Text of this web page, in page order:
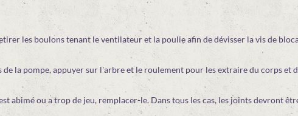
les boulons tenant le ventilateur et la poulie afin de dévisser la vis de
de la pompe, appuyer sur l'arbre et le roulement pour les extraire du corps et
abimé ou a trop de jeu, remplacer-le. Dans tous les cas, les joints devront